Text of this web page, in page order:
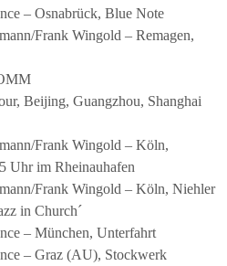
– Osnabrück, Blue Note
Frank Wingold – Remagen,
Beijing, Guangzhou, Shanghai
Frank Wingold – Köln,
Uhr im Rheinauhafen
Frank Wingold – Köln, Niehler
in Church´
– München, Unterfahrt
– Graz (AU), Stockwerk